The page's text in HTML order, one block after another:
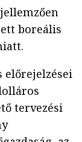
boreális
előrejelzései
tervezési